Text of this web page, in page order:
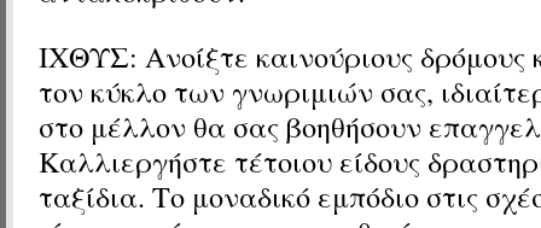
ΙΧΘΥΣ: Ανοίξτε καινούριους δρόμους
τον κύκλο των γνωριμιών σας,
στο μέλλον θα σας βοηθήσουν
Καλλιεργήστε τέτοιου είδους
ταξίδια. Το μοναδικό εμπόδιο στις